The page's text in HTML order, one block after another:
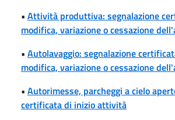
• Attività produttiva: segnalazione
modifica, variazione o cessazione
• Autolavaggio: segnalazione
modifica, variazione o cessazione
• Autorimesse, parcheggi a cielo
certificata di inizio attività